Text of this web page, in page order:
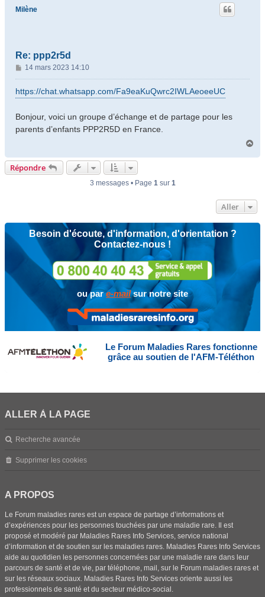
Milène
Re: ppp2r5d
M
e
s
s
g
e
14 mars 2023 14:10
https://chat.whatsapp.com/Fa9eaKuQwrc2IWLAeoeeUC
Bonjour, voici un groupe d’échange et de partage pour les
parents d’enfants PPP2R5D en France.
Répondre
3 messages • Page 1sur 1
Aller
Besoin d'écoute, d'information, d'orientation ?
Contactez-nous !
ou pare-mailsur notre site
Le Forum Maladies Rares fonctionne
grâce au soutien de l'AFM-Téléthon
ALLER À LA PAGE
Recherche avancée
Supprimer les cookies
A PROPOS
Le Forum maladies rares est un espace de partage d’informations et
d’expériences pour les personnes touchées par une maladie rare. Il est
proposé et modéré par Maladies Rares Info Services, service national
d’information et de soutien sur les maladies rares. Maladies Rares Info Services
aide au quotidien les personnes concernées par une maladie rare dans leur
parcours de santé et de vie, par téléphone, mail, sur le Forum maladies rares et
sur les réseaux sociaux. Maladies Rares Info Services oriente aussi les
professionnels de santé et du secteur médico-social.